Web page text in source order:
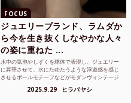
FOCUS
ジュエリーブランド、ラムダか
ら今を生き抜くしなやかな人々
の姿に重ねた ...
水中の気泡やしずくを球体で表現し、ジュエリー
に昇華させて、水にたゆたうような浮遊感を感じ
させるボールモチーフなどがモダンヴィンテージ
2025.9.29 ヒラバヤシ